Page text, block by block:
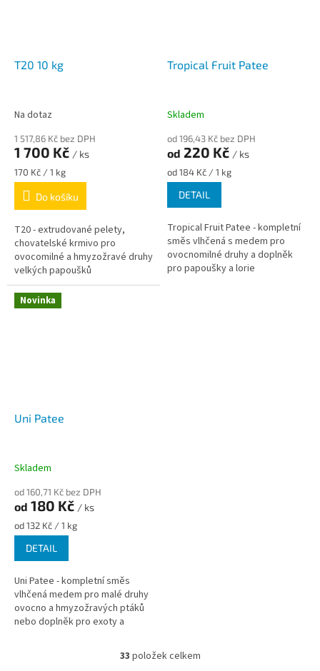
T20 10 kg
Na dotaz
1 517,86 Kč bez DPH
1 700 Kč / ks
Měrná
cena:
170 Kč / 1 kg
Do košíku
T20 - extrudované pelety,
chovatelské krmivo pro
ovocomilné a hmyzožravé druhy
velkých papoušků
Tropical Fruit Patee
Skladem
od 196,43 Kč bez DPH
od 220 Kč / ks
Měrná
cena:
od 184 Kč / 1 kg
DETAIL
Tropical Fruit Patee - kompletní
směs vlhčená s medem pro
ovocnomilné druhy a doplněk
pro papoušky a lorie
Novinka
Uni Patee
Skladem
od 160,71 Kč bez DPH
od 180 Kč / ks
Měrná
cena:
od 132 Kč / 1 kg
DETAIL
Uni Patee - kompletní směs
vlhčená medem pro malé druhy
ovocno a hmyzožravých ptáků
nebo doplněk pro exoty a
O
33 položek celkem